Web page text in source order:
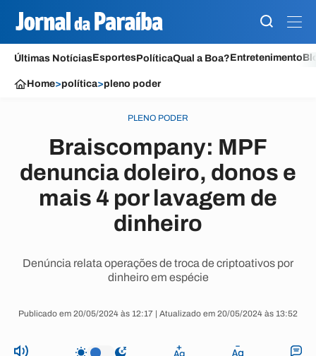
Últimas NotíciasEsportesPolíticaQual a Boa?Entretenimento
Home>política>pleno poder
PLENO PODER
Braiscompany: MPF
denuncia doleiro, donos e
mais 4 por lavagem de
dinheiro
Denúncia relata operações de troca de criptoativos por
dinheiro em espécie
Publicado em 20/05/2024 às 12:17 | Atualizado em 20/05/2024 às 13:52